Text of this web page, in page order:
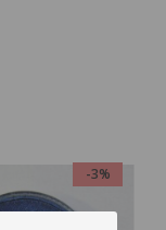
-3%